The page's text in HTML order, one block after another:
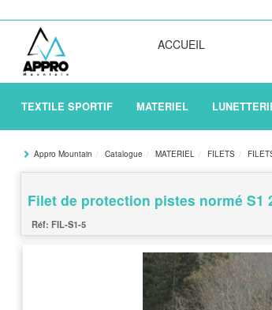
ACCUEIL
TEXTILE SPORTIF MATERIEL
Appro Mountain Catalogue MATERIEL FILETS
Filet de protection pistes normé S1
FIL-S1-5